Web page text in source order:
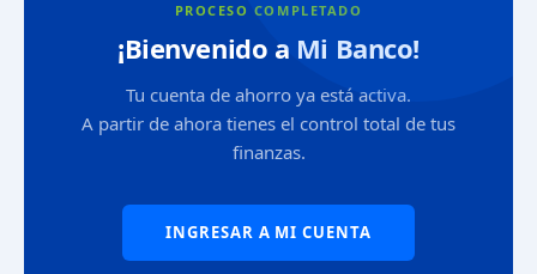
PROCESO COMPLETADO
¡Bienvenido a Mi Banco!
Tu cuenta de ahorro ya está activa.
A partir de ahora tienes el control total de tus
finanzas.
INGRESAR A MI CUENTA